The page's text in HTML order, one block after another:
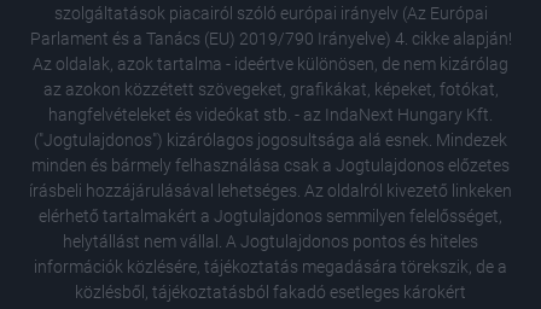
itt van
szolgáltatások piacairól szóló európai irányelv (Az Európai
Parlament és a Tanács (EU) 2019/790 Irányelve) 4. cikke alapján!
Az oldalak, azok tartalma - ideértve különösen, de nem kizárólag
az azokon közzétett szövegeket, grafikákat, képeket, fotókat,
hangfelvételeket és videókat stb. - az IndaNext Hungary Kft.
("Jogtulajdonos") kizárólagos jogosultsága alá esnek. Mindezek
minden és bármely felhasználása csak a Jogtulajdonos előzetes
írásbeli hozzájárulásával lehetséges. Az oldalról kivezető linkeken
elérhető tartalmakért a Jogtulajdonos semmilyen felelősséget,
helytállást nem vállal. A Jogtulajdonos pontos és hiteles
információk közlésére, tájékoztatás megadására törekszik, de a
közlésből, tájékoztatásból fakadó esetleges károkért